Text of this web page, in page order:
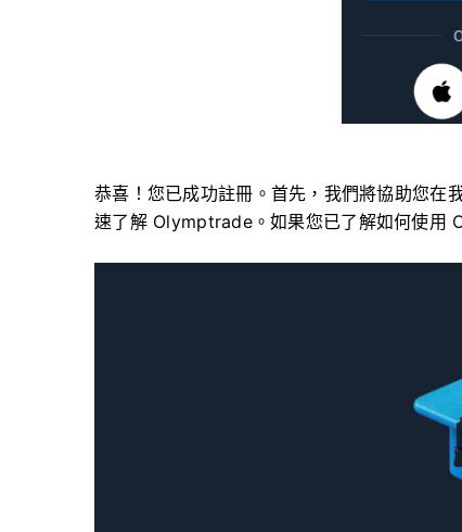
恭喜！您已成功註冊。首先，我們將協助您在
速了解 Olymptrade。如果您已了解如何使用